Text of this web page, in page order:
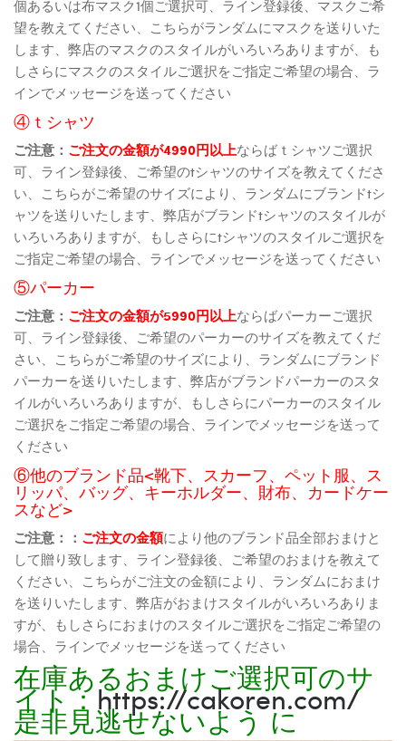
個あるいは布マスク1個ご選択可、ライン登録後、マスクご希
望を教えてください、こちらがランダムにマスクを送りいた
します、弊店のマスクのスタイルがいろいろありますが、も
しさらにマスクのスタイルご選択をご指定ご希望の場合、ラ
インでメッセージを送ってください
④ｔシャツ
ご注意： ご注文の金額が4990円以上ならばｔシャツご選択
可、ライン登録後、ご希望のtシャツのサイズを教えてくださ
い、こちらがご希望のサイズにより、ランダムにブランドtシ
ャツを送りいたします、弊店がブランドtシャツのスタイルが
いろいろありますが、もしさらにtシャツのスタイルご選択を
ご指定ご希望の場合、ラインでメッセージを送ってください
⑤パーカー
ご注意： ご注文の金額が5990円以上ならばパーカーご選択
可、ライン登録後、ご希望のパーカーのサイズを教えてくだ
さい、こちらがご希望のサイズにより、ランダムにブランド
パーカーを送りいたします、弊店がブランドパーカーのスタ
イルがいろいろありますが、もしさらにパーカーのスタイル
ご選択をご指定ご希望の場合、ラインでメッセージを送って
ください
⑥他のブランド品<靴下、スカーフ、ペット服、ス
リッパ、バッグ、キーホルダー、財布、カードケー
スなど>
ご注意：： ご注文の金額により他のブランド品全部おまけと
して贈り致します、ライン登録後、ご希望のおまけを教えて
ください、こちらがご注文の金額により、ランダムにおまけ
を送りいたします、弊店がおまけスタイルがいろいろありま
すが、もしさらにおまけのスタイルご選択をご指定ご希望の
場合、ラインでメッセージを送ってください
在庫あるおまけご選択可のサ
イト：https://cakoren.com/
是非見逃せないよう に